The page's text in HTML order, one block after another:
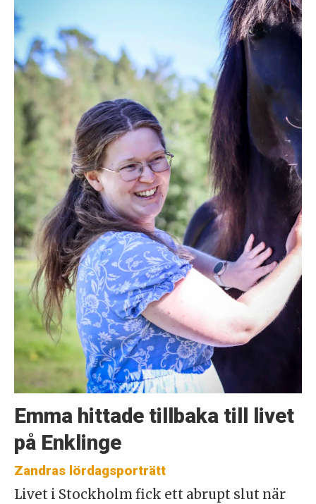
Emma hittade tillbaka till livet
på Enklinge
Zandras lördagsporträtt
Livet i Stockholm fick ett abrupt slut när